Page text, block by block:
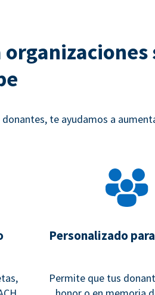
te ayudamos a
Personalizado
Permite que tus